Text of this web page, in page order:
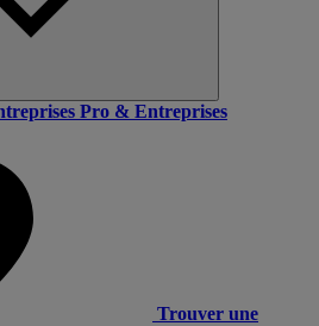
Pro & Entreprises
Trouver une